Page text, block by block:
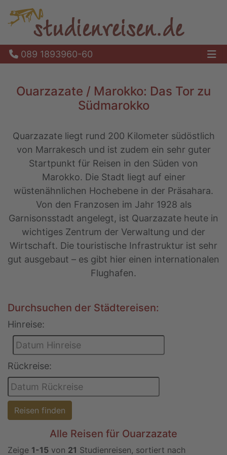
089 1893960-60
Ouarzazate / Marokko: Das Tor zu
Südmarokko
Quarzazate liegt rund 200 Kilometer südöstlich
von Marrakesch und ist zudem ein sehr guter
Startpunkt für Reisen in den Süden von
Marokko. Die Stadt liegt auf einer
wüstenähnlichen Hochebene in der Präsahara.
Von den Franzosen im Jahr 1928 als
Garnisonsstadt angelegt, ist Quarzazate heute in
wichtiges Zentrum der Verwaltung und der
Wirtschaft. Die touristische Infrastruktur ist sehr
gut ausgebaut – es gibt hier einen internationalen
Flughafen.
Durchsuchen der Städtereisen:
Hinreise:
Rückreise:
Reisen finden
Alle Reisen für Ouarzazate
Zeige 1-15 von 21 Studienreisen, sortiert nach